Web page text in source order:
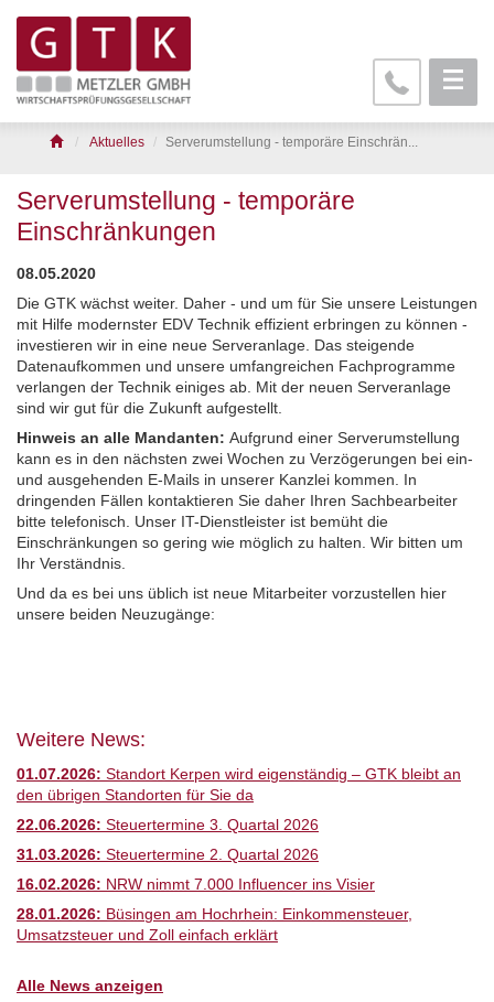
Aktuelles Serverumstellung - temporäre Einschrän...
Serverumstellung - temporäre
Einschränkungen
08.05.2020
Die GTK wächst weiter. Daher - und um für Sie unsere Leistungen
mit Hilfe modernster EDV Technik effizient erbringen zu können -
investieren wir in eine neue Serveranlage. Das steigende
Datenaufkommen und unsere umfangreichen Fachprogramme
verlangen der Technik einiges ab. Mit der neuen Serveranlage
sind wir gut für die Zukunft aufgestellt.
Hinweis an alle Mandanten: Aufgrund einer Serverumstellung
kann es in den nächsten zwei Wochen zu Verzögerungen bei ein-
und ausgehenden E-Mails in unserer Kanzlei kommen. In
dringenden Fällen kontaktieren Sie daher Ihren Sachbearbeiter
bitte telefonisch. Unser IT-Dienstleister ist bemüht die
Einschränkungen so gering wie möglich zu halten. Wir bitten um
Ihr Verständnis.
Und da es bei uns üblich ist neue Mitarbeiter vorzustellen hier
unsere beiden Neuzugänge:
Weitere News:
01.07.2026: Standort Kerpen wird eigenständig – GTK bleibt an
den übrigen Standorten für Sie da
22.06.2026: Steuertermine 3. Quartal 2026
31.03.2026: Steuertermine 2. Quartal 2026
16.02.2026: NRW nimmt 7.000 Influencer ins Visier
28.01.2026: Büsingen am Hochrhein: Einkommensteuer,
Umsatzsteuer und Zoll einfach erklärt
Alle News anzeigen